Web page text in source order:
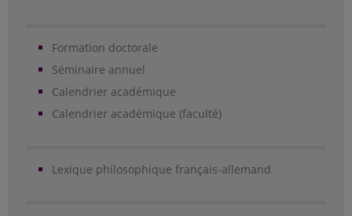
Formation doctorale
Séminaire annuel
Calendrier académique
Calendrier académique (faculté)
Lexique philosophique français-allemand